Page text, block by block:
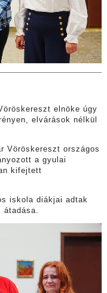
elnöke úgy
elvárások nélkül
Vöröskereszt országos
a gyulai
kifejtett
iskola diákjai adtak